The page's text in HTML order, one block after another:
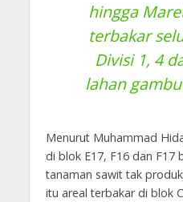
hingga
terbakar
Divisi 1, 4
lahan
Menurut Muhammad
di blok E17, F16 dan F17
tanaman sawit tak
itu areal terbakar di blok